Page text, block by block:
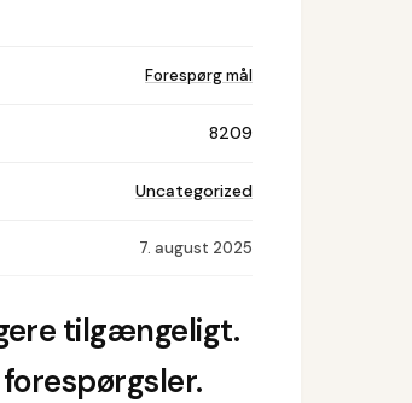
Forespørg mål
8209
Uncategorized
7. august 2025
tilgængeligt.